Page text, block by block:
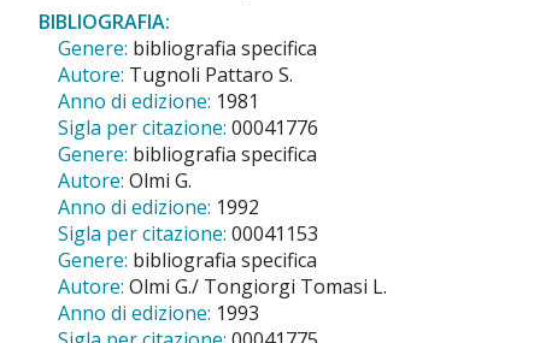
BIBLIOGRAFIA:
Genere: bibliografia specifica
Autore: Tugnoli Pattaro S.
Anno di edizione: 1981
Sigla per citazione: 00041776
Genere: bibliografia specifica
Autore: Olmi G.
Anno di edizione: 1992
Sigla per citazione: 00041153
Genere: bibliografia specifica
Autore: Olmi G./ Tongiorgi Tomasi L.
Anno di edizione: 1993